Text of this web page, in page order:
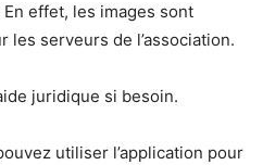
effet, les images sont
serveurs de l’association.
juridique si besoin.
utiliser l’application pour